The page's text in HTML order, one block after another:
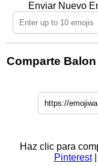
Enviar Nuevo
Comparte
Haz clic para
Pinterest|